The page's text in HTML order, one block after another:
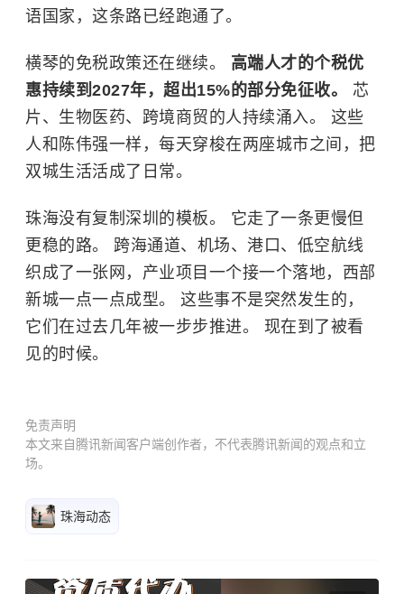
语国家，这条路已经跑通了。
横琴的免税政策还在继续。 高端人才的个税优
惠持续到2027年，超出15%的部分免征收。 芯
片、生物医药、跨境商贸的人持续涌入。 这些
人和陈伟强一样，每天穿梭在两座城市之间，把
双城生活活成了日常。
珠海没有复制深圳的模板。 它走了一条更慢但
更稳的路。 跨海通道、机场、港口、低空航线
织成了一张网，产业项目一个接一个落地，西部
新城一点一点成型。 这些事不是突然发生的，
它们在过去几年被一步步推进。 现在到了被看
见的时候。
免责声明
本文来自腾讯新闻客户端创作者，不代表腾讯新闻的观点和立
场。
珠海动态